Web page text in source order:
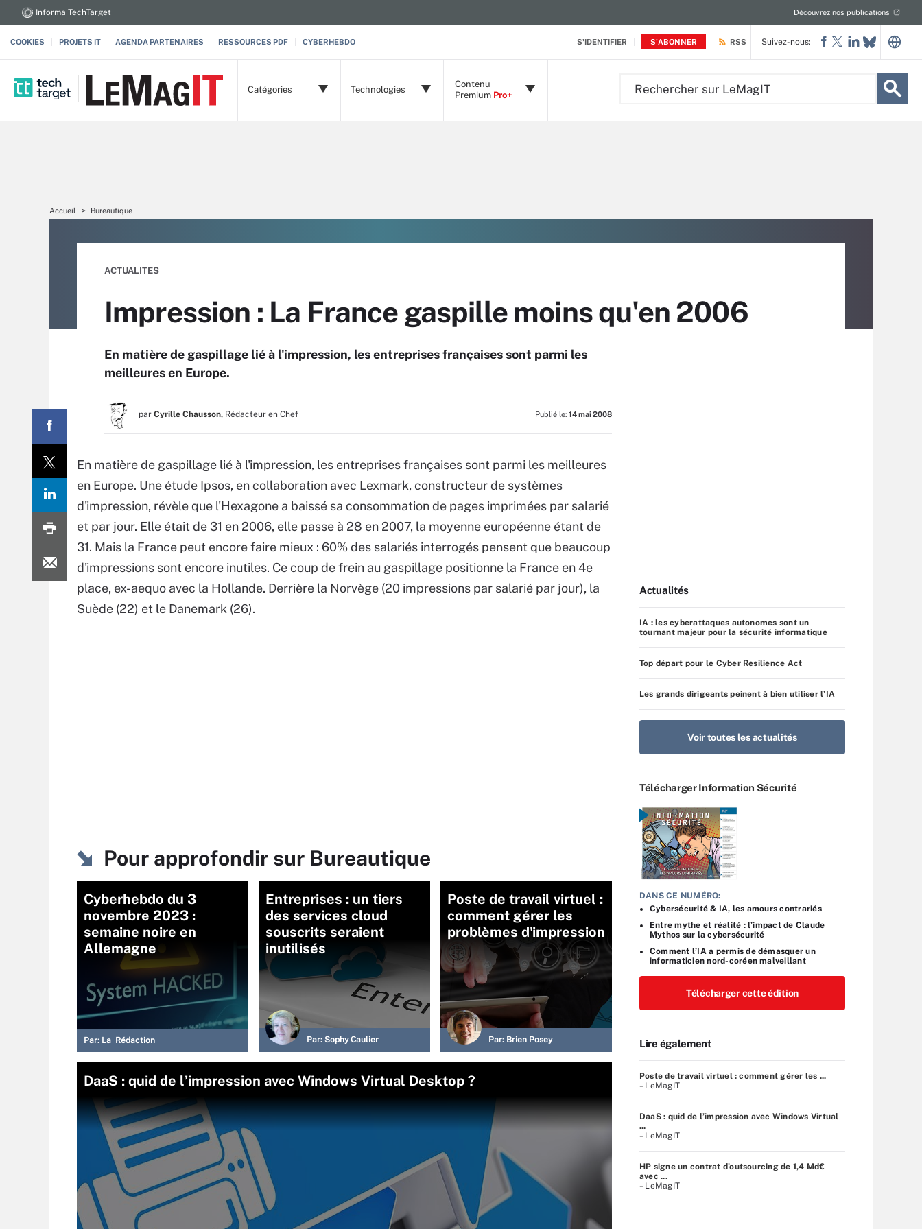
S'IDENTIFIER S'ABONNER
Informa TechTarget Découvrez nos publications
COOKIES PROJETS IT AGENDA PARTENAIRES RESSOURCES PDF CYBERHEBDO RSS
Catégories Technologies
Contenu
Premium Pro+
Suivez-nous:
Accueil Bureautique
ACTUALITES
Impression : La France gaspille moins qu'en 2006
En matière de gaspillage lié à l'impression, les entreprises françaises sont parmi les
meilleures en Europe.
par Cyrille Chausson, Rédacteur en Chef Publié le: 14 mai 2008
En matière de gaspillage lié à l'impression, les entreprises françaises sont parmi les meilleures
en Europe. Une étude Ipsos, en collaboration avec Lexmark, constructeur de systèmes
d'impression, révèle que l'Hexagone a baissé sa consommation de pages imprimées par salarié
et par jour. Elle était de 31 en 2006, elle passe à 28 en 2007, la moyenne européenne étant de
31. Mais la France peut encore faire mieux : 60% des salariés interrogés pensent que beaucoup
d'impressions sont encore inutiles. Ce coup de frein au gaspillage positionne la France en 4e
place, ex-aequo avec la Hollande. Derrière la Norvège (20 impressions par salarié par jour), la
Suède (22) et le Danemark (26).
Pour approfondir sur Bureautique
Cyberhebdo du 3
novembre 2023 :
semaine noire en
Allemagne
Par: La Rédaction
Entreprises : un tiers
des services cloud
souscrits seraient
inutilisés
Par: Sophy Caulier
Poste de travail virtuel :
comment gérer les
problèmes d'impression
Par: Brien Posey
DaaS : quid de l’impression avec Windows Virtual Desktop ?
Actualités
IA : les cyberattaques autonomes sont un
tournant majeur pour la sécurité informatique
Top départ pour le Cyber Resilience Act
Les grands dirigeants peinent à bien utiliser l’IA
Voir toutes les actualités
Télécharger Information Sécurité
DANS CE NUMÉRO:
Cybersécurité & IA, les amours contrariés
Entre mythe et réalité : l’impact de Claude
Mythos sur la cybersécurité
Comment l’IA a permis de démasquer un
informaticien nord-coréen malveillant
Télécharger cette édition
Lire également
Poste de travail virtuel : comment gérer les ...
– LeMagIT
DaaS : quid de l’impression avec Windows Virtual
...
– LeMagIT
HP signe un contrat d'outsourcing de 1,4 Md€
avec ...
– LeMagIT